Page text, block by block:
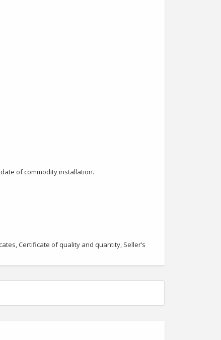
of commodity installation.
Certificate of quality and quantity, Seller’s